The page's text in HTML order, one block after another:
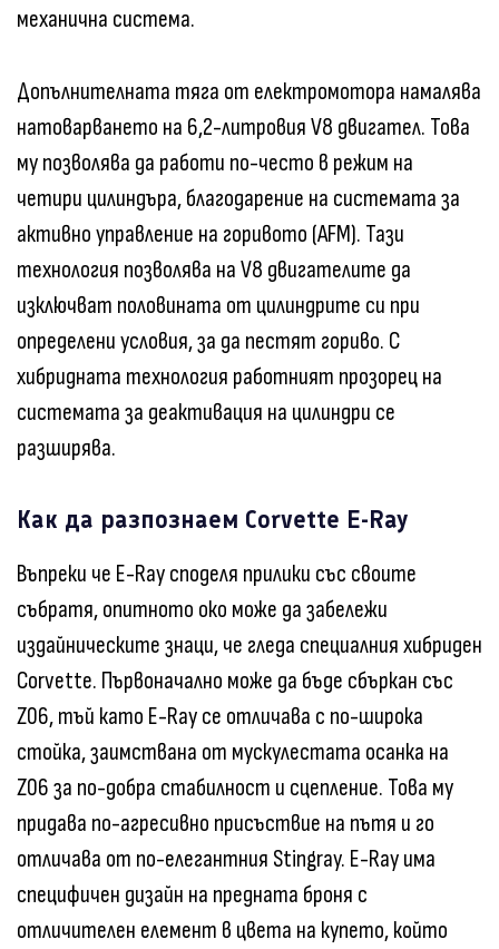
механична система.
Допълнителната тяга от електромотора намалява
натоварването на 6,2-литровия V8 двигател. Това
му позволява да работи по-често в режим на
четири цилиндъра, благодарение на системата за
активно управление на горивото (AFM). Тази
технология позволява на V8 двигателите да
изключват половината от цилиндрите си при
определени условия, за да пестят гориво. С
хибридната технология работният прозорец на
системата за деактивация на цилиндри се
разширява.
Как да разпознаем Corvette E-Ray
Въпреки че E-Ray споделя прилики със своите
събратя, опитното око може да забележи
издайническите знаци, че гледа специалния хибриден
Corvette. Първоначално може да бъде сбъркан със
Z06, тъй като E-Ray се отличава с по-широка
стойка, заимствана от мускулестата осанка на
Z06 за по-добра стабилност и сцепление. Това му
придава по-агресивно присъствие на пътя и го
отличава от по-елегантния Stingray. E-Ray има
специфичен дизайн на предната броня с
отличителен елемент в цвета на купето, който